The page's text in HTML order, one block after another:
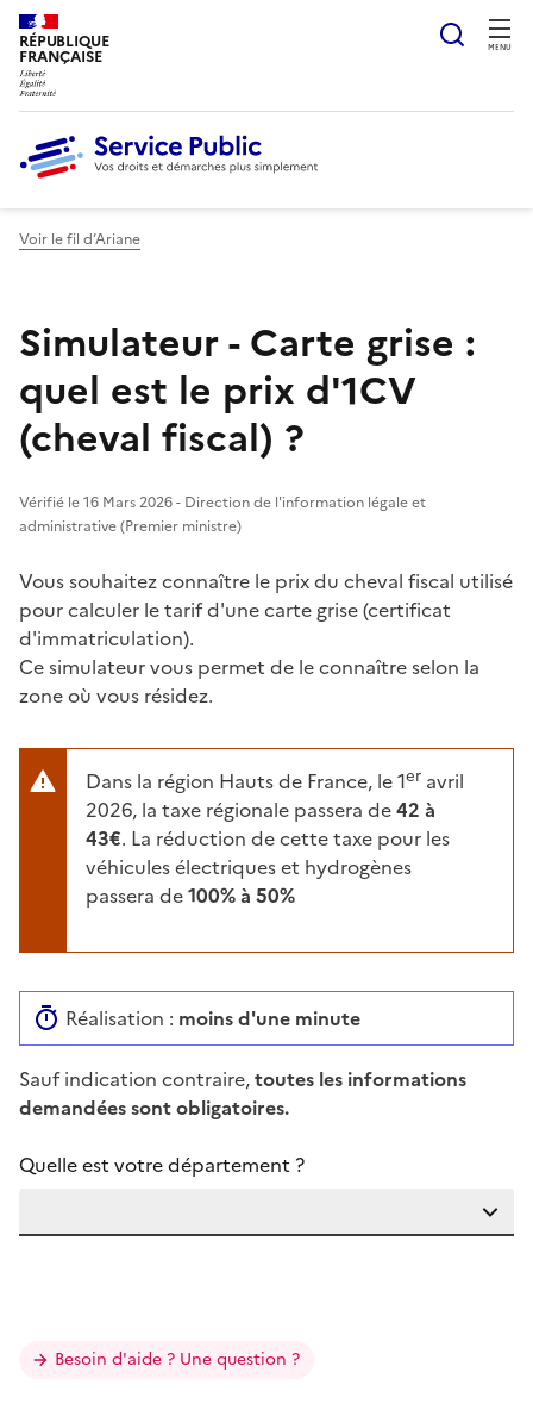
RÉPUBLIQUE
FRANÇAISE MENU
Voir le fil d’Ariane
Simulateur - Carte grise :
quel est le prix d'1CV
(cheval fiscal) ?
Vérifié le 16 Mars 2026 - Direction de l'information légale et
administrative (Premier ministre)
Vous souhaitez connaître le prix du cheval fiscal utilisé
pour calculer le tarif d'une carte grise (certificat
d'immatriculation).
Ce simulateur vous permet de le connaître selon la
zone où vous résidez.
Dans la région Hauts de France, le 1er avril
2026, la taxe régionale passera de42 à
43€. La réduction de cette taxe pour les
véhicules électriques et hydrogènes
passera de100% à 50%
Réalisation : moins d'une minute
Sauf indication contraire,toutes les informations
demandées sont obligatoires.
Quelle est votre département ?
Besoin d'aide ? Une question ?